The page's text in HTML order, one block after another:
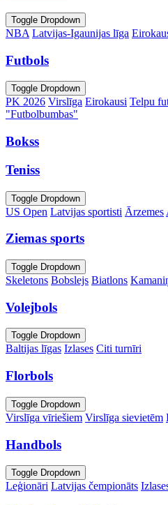
Toggle Dropdown
NBA Latvijas-Igaunijas līga
Futbols
Toggle Dropdown
PK 2026 Virslīga Eirokausi Telpu
"Futbolbumbas"
Bokss
Teniss
Toggle Dropdown
US Open Latvijas sportisti Ārzemes
Ziemas sports
Toggle Dropdown
Skeletons Bobslejs Biatlons
Volejbols
Toggle Dropdown
Baltijas līgas Izlases Citi turnīri
Florbols
Toggle Dropdown
Virslīga vīriešiem Virslīga sievietēm
Handbols
Toggle Dropdown
Leģionāri Latvijas čempionāts